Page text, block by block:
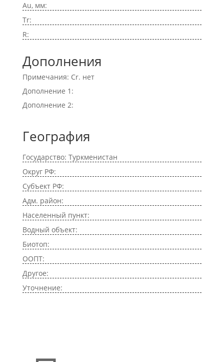
Au, мм:
Tr:
R:
Дополнения
Примечания: Cr. нет
Дополнение 1:
Дополнение 2:
География
Государство: Туркменистан
Округ РФ:
Субъект РФ:
Адм. район:
Населенный пункт:
Водный объект:
Биотоп:
ООПТ:
Другое:
Уточнение: